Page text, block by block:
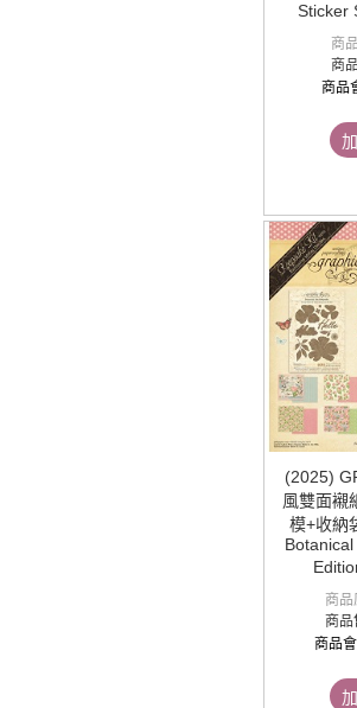
Sticker
商
商
商品
(2025)
風雙面襯
模+收納
商品
商品
商品